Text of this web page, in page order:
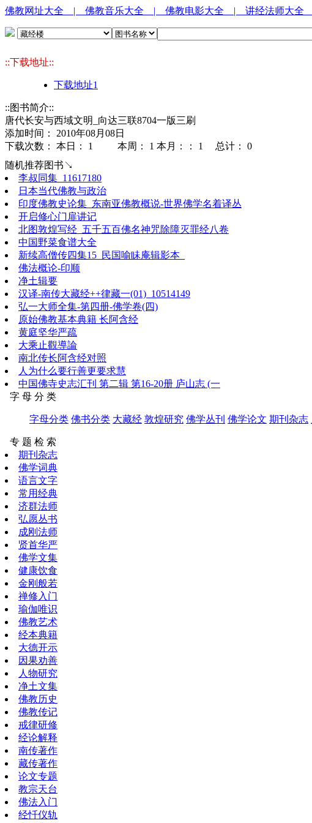
佛教网址大全 | 佛教音乐大全 | 佛教电影大全 | 讲经法师大全
::下载地址::
下载地址1
::图书简介::
唐代长安与西域文明_向达三联8704一版三刷
添加时间： 2010年08月08日
下载次数： 本日： 1 本周： 1 本月：： 1 总计： 0
随机推荐图书↘
李叔同集_11617180
日本当代佛教与政治
印度佛教史论集_东南亚佛教概说-世界佛学名着译丛
开启修心门扉讲记
北图敦煌写经_五千五百佛名神咒除障灭罪经八卷
中国野菜食谱大全
新续高僧传四集15_民国喻眛庵辑影本_
佛法概论-印顺
净土辑要
汉译-南传大藏经++律藏一(01)_10514149
弘一大师全集-第四册-佛学卷(四)
原始佛教基本典籍 长阿含经
黄庭坚华严疏
大乘止觀導論
南北传长阿含经对照
人为什么要行善更要求慧
中国佛寺史志汇刊 第二辑 第16-20册 庐山志 (一
字 母 分 类
字母分类 佛书分类 大藏经 敦煌研究 佛学丛刊 佛学论文 期刊杂志
专 题 检 索
期刊杂志
佛学词典
语言文字
常用经典
济群法师
弘愿丛书
成刚法师
贤首华严
佛学文集
健康饮食
金刚般若
禅修入门
瑜伽唯识
佛教艺术
经本典籍
大德开示
因果劝善
人物研究
净土文集
佛教历史
佛教传记
戒律研修
经论解释
南传著作
藏传著作
论文专题
教宗天台
佛法入门
经忏仪轨